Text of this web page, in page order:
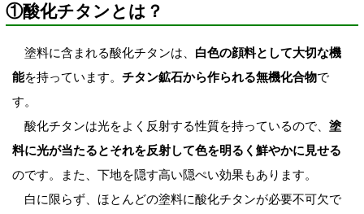
①酸化チタンとは？
塗料に含まれる酸化チタンは、 白色の顔料として大切な機
能を持っています。 チタン鉱石から作られる無機化合物で
す。
酸化チタンは光をよく反射する性質を持っているので、 塗
料に光が当たるとそれを反射して色を明るく鮮やかに見せる
のです。また、下地を隠す高い隠ぺい効果もあります。
白に限らず、ほとんどの塗料に酸化チタンが必要不可欠で